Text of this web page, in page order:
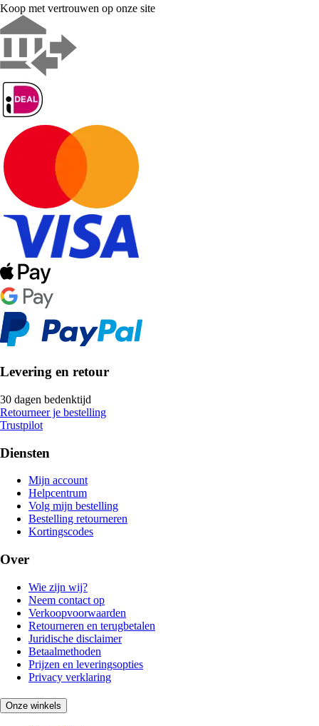
Koop met vertrouwen op onze site
Levering en retour
30 dagen bedenktijd
Retourneer je bestelling
Trustpilot
Diensten
Mijn account
Helpcentrum
Volg mijn bestelling
Bestelling retourneren
Kortingscodes
Over
Wie zijn wij?
Neem contact op
Verkoopvoorwaarden
Retourneren en terugbetalen
Juridische disclaimer
Betaalmethoden
Prijzen en leveringsopties
Privacy verklaring
Onze winkels